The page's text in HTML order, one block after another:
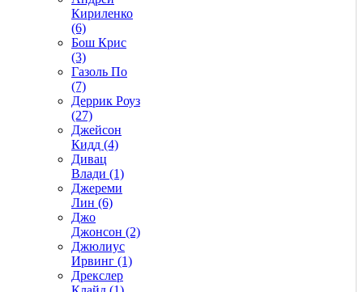
Кириленко
(6)
Бош Крис
(3)
Газоль По
(7)
Деррик Роуз
(27)
Джейсон
Кидд (4)
Дивац
Влади (1)
Джереми
Лин (6)
Джо
Джонсон (2)
Джюлиус
Ирвинг (1)
Дрекслер